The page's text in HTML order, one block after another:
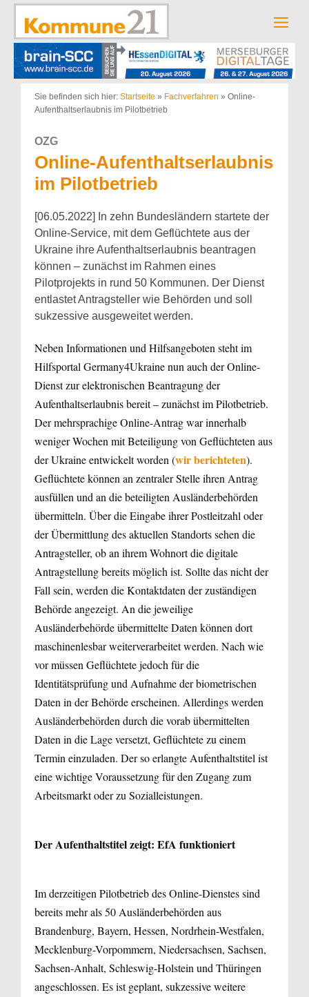
Zum
springen
Sie befinden sich hier: Startseite » Fachverfahren » Online-
Aufenthaltserlaubnis im Pilotbetrieb
OZG
Online-Aufenthaltserlaubnis
im Pilotbetrieb
[06.05.2022] In zehn Bundesländern startete der
Online-Service, mit dem Geflüchtete aus der
Ukraine ihre Aufenthaltserlaubnis beantragen
können – zunächst im Rahmen eines
Pilotprojekts in rund 50 Kommunen. Der Dienst
entlastet Antragsteller wie Behörden und soll
sukzessive ausgeweitet werden.
Neben Informationen und Hilfsangeboten steht im
Hilfsportal Germany4Ukraine nun auch der Online-
Dienst zur elektronischen Beantragung der
Aufenthaltserlaubnis bereit – zunächst im Pilotbetrieb.
Der mehrsprachige Online-Antrag war innerhalb
weniger Wochen mit Beteiligung von Geflüchteten aus
der Ukraine entwickelt worden (wir berichteten).
Geflüchtete können an zentraler Stelle ihren Antrag
ausfüllen und an die beteiligten Ausländerbehörden
übermitteln. Über die Eingabe ihrer Postleitzahl oder
der Übermittlung des aktuellen Standorts sehen die
Antragsteller, ob an ihrem Wohnort die digitale
Antragstellung bereits möglich ist. Sollte das nicht der
Fall sein, werden die Kontaktdaten der zuständigen
Behörde angezeigt. An die jeweilige
Ausländerbehörde übermittelte Daten können dort
maschinenlesbar weiterverarbeitet werden. Nach wie
vor müssen Geflüchtete jedoch für die
Identitätsprüfung und Aufnahme der biometrischen
Daten in der Behörde erscheinen. Allerdings werden
Ausländerbehörden durch die vorab übermittelten
Daten in die Lage versetzt, Geflüchtete zu einem
Termin einzuladen. Der so erlangte Aufenthaltstitel ist
eine wichtige Voraussetzung für den Zugang zum
Arbeitsmarkt oder zu Sozialleistungen.
Der Aufenthaltstitel zeigt: EfA funktioniert
Im derzeitigen Pilotbetrieb des Online-Dienstes sind
bereits mehr als 50 Ausländerbehörden aus
Brandenburg, Bayern, Hessen, Nordrhein-Westfalen,
Mecklenburg-Vorpommern, Niedersachsen, Sachsen,
Sachsen-Anhalt, Schleswig-Holstein und Thüringen
angeschlossen. Es ist geplant, sukzessive weitere